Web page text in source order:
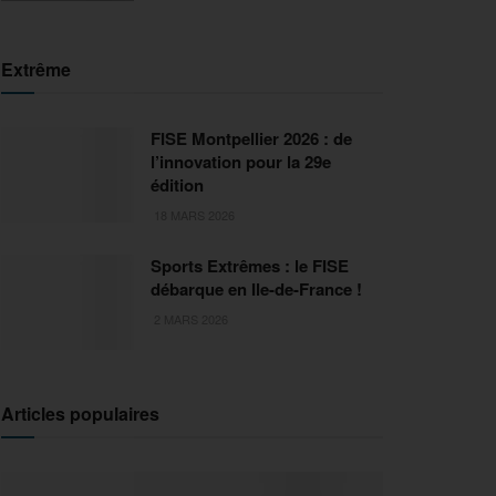
Extrême
FISE Montpellier 2026 : de
l’innovation pour la 29e
édition
Sports Extrêmes : le FISE
débarque en Ile-de-France !
Articles populaires